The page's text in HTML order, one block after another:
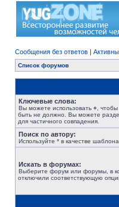
Сообщения без ответов |
Список форумов
Ключевые слова:
Вы можете использовать + ,
быть не должно. Вы можете
для частичного совпадения.
Поиск по автору:
Используйте * в качестве шаблона.
Искать в форумах:
Выберите форум или форумы, в
отключили соответствующую